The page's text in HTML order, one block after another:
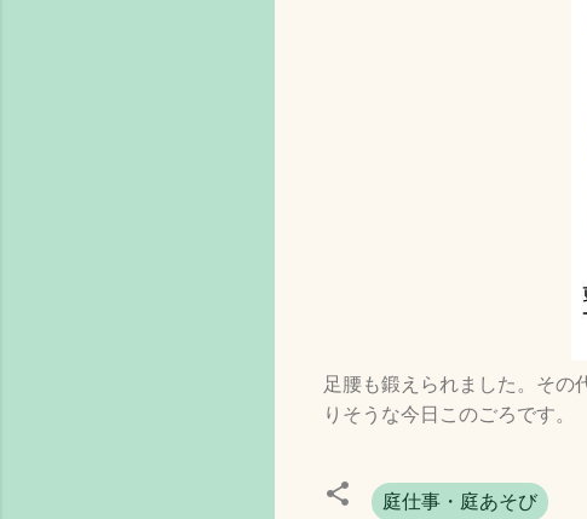
足腰も鍛えられました。その
りそうな今日このごろです。
庭仕事・庭あそび